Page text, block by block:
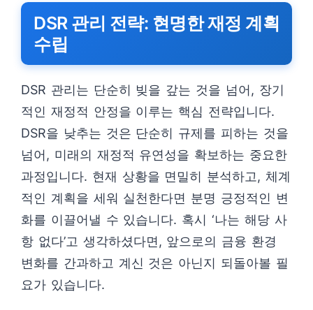
DSR 관리 전략: 현명한 재정 계획
수립
DSR 관리는 단순히 빚을 갚는 것을 넘어, 장기
적인 재정적 안정을 이루는 핵심 전략입니다.
DSR을 낮추는 것은 단순히 규제를 피하는 것을
넘어, 미래의 재정적 유연성을 확보하는 중요한
과정입니다. 현재 상황을 면밀히 분석하고, 체계
적인 계획을 세워 실천한다면 분명 긍정적인 변
화를 이끌어낼 수 있습니다. 혹시 ‘나는 해당 사
항 없다’고 생각하셨다면, 앞으로의 금융 환경
변화를 간과하고 계신 것은 아닌지 되돌아볼 필
요가 있습니다.